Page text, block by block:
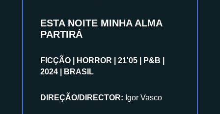
ESTA NOITE MINHA ALMA
PARTIRÁ
FICÇÃO | HORROR | 21'05 | P&B |
2024 | BRASIL
DIREÇÃO/DIRECTOR: Igor Vasco